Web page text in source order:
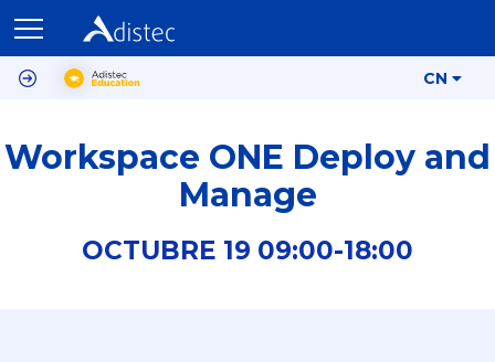
CN
Workspace ONE Deploy and
Manage
OCTUBRE 19 09:00-18:00